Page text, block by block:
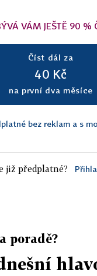
VÁM JEŠTĚ 90 %
Číst dál za
40 Kč
na první dva měsíce
bez reklam a s
již předplatné?
poradě?